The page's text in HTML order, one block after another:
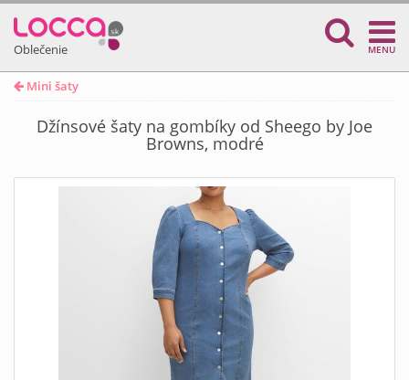
Oblečenie MENU
Mini šaty
Džínsové šaty na gombíky od Sheego by Joe
Browns, modré